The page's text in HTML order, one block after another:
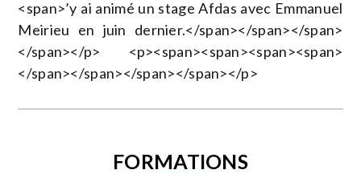
<span>’y ai animé un stage Afdas avec Emmanuel
Meirieu en juin dernier.</span></span></span>
</span></p> <p><span><span><span><span>
</span></span></span></span></p>
FORMATIONS